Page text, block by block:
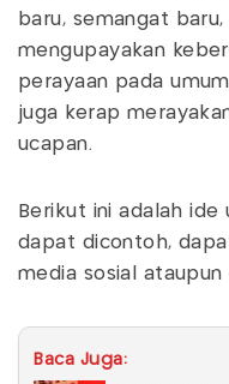
baru, semangat
mengupayakan
perayaan pada
juga kerap
ucapan.
Berikut ini adalah ide
dapat dicontoh,
media sosial
Baca Juga: